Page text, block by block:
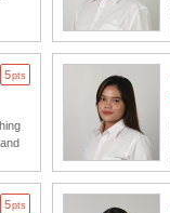
5pts
5pts